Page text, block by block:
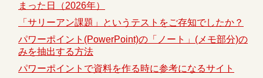
まった日（2026年）
「サリーアン課題」というテストをご存知でしたか？
パワーポイント(PowerPoint)の「ノート」(メモ部分)の
みを抽出する方法
パワーポイントで資料を作る時に参考になるサイト